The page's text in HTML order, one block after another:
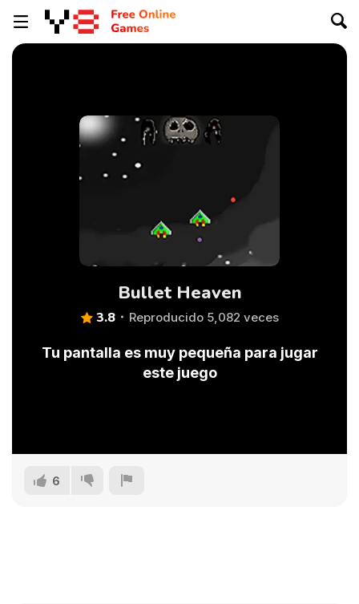
Bullet Heaven
3.8 Reproducido 5,082 veces
Tu pantalla es muy pequeña para jugar
este juego
6